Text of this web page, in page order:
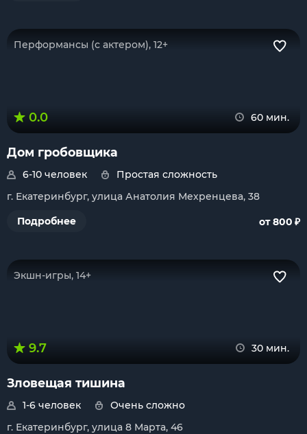
Перформансы (с актером), 12+
0.0 60 мин.
Дом гробовщика
6-10 человек
Простая сложность
г. Екатеринбург, улица Анатолия Мехренцева, 38
Подробнее
от 800 ₽
Экшн-игры, 14+
9.7 30 мин.
Зловещая тишина
1-6 человек
Очень сложно
г. Екатеринбург, улица 8 Марта, 46